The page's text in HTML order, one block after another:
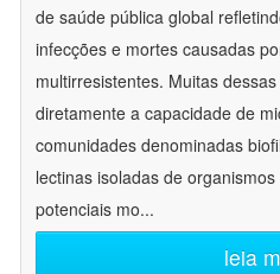
de saúde pública global
infecções e mortes causadas
multirresistentes. Muitas
diretamente a capacidade de
comunidades denominadas
lectinas isoladas de
potenciais mo...
leia